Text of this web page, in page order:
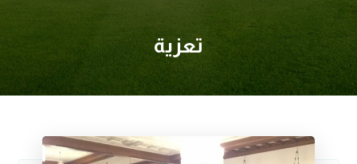
تعزية